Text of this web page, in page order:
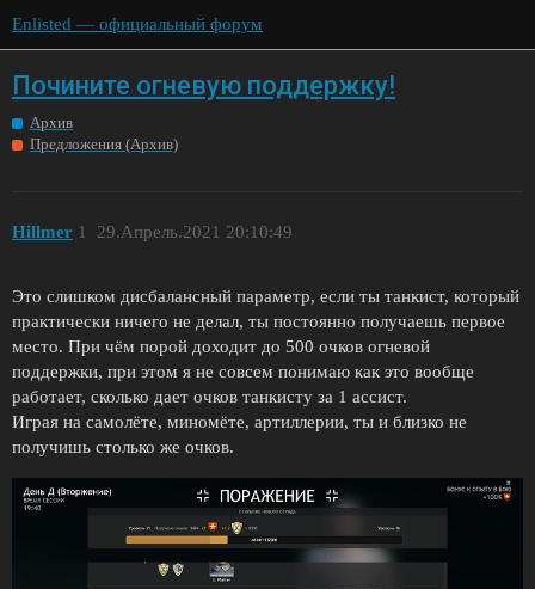
Enlisted — официальный форум
Почините огневую поддержку!
Архив
Предложения (Архив)
Hillmer 29.Апрель.2021 20:10:49
1
Это слишком дисбалансный параметр, если ты танкист, который
практически ничего не делал, ты постоянно получаешь первое
место. При чём порой доходит до 500 очков огневой
поддержки, при этом я не совсем понимаю как это вообще
работает, сколько дает очков танкисту за 1 ассист.
Играя на самолёте, миномёте, артиллерии, ты и близко не
получишь столько же очков.